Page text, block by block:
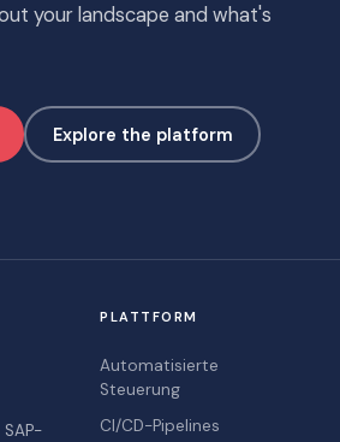
your landscape and what's
Explore the platform
PLATTFORM
Automatisierte
Steuerung
CI/CD-Pipelines